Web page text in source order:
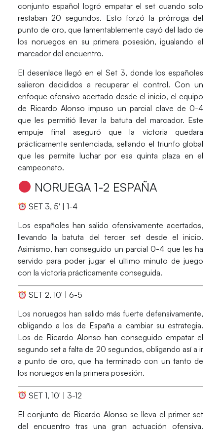
conjunto español logró empatar el set cuando solo
restaban 20 segundos. Esto forzó la prórroga del
punto de oro, que lamentablemente cayó del lado de
los noruegos en su primera posesión, igualando el
marcador del encuentro.
El desenlace llegó en el Set 3, donde los españoles
salieron decididos a recuperar el control. Con un
enfoque ofensivo acertado desde el inicio, el equipo
de Ricardo Alonso impuso un parcial clave de0-4
que les permitió llevar la batuta del marcador. Este
empuje final aseguró que la victoria quedara
prácticamente sentenciada, sellando el triunfo global
que les permite luchar por esa quinta plaza en el
campeonato.
NORUEGA 1-2 ESPAÑA
SET 3, 5′ | 1-4
Los españoles han salido ofensivamente acertados,
llevando la batuta del tercer set desde el inicio.
Asimismo, han conseguido un parcial 0-4 que les ha
servido para poder jugar el ultimo minuto de juego
con la victoria prácticamente conseguida.
SET 2, 10′ | 6-5
Los noruegos han salido más fuerte defensivamente,
obligando a los de España a cambiar su estrategia.
Los de Ricardo Alonso han conseguido empatar el
segundo set a falta de 20 segundos, obligando así a ir
a punto de oro, que ha terminado con un tanto de
los noruegos en la primera posesión.
SET 1, 10′ | 3-12
El conjunto de Ricardo Alonso se lleva el primer set
del encuentro tras una gran actuación ofensiva.